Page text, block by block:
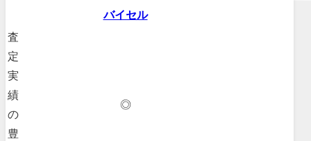
バイセル
査
定
実
績
の
豊
◎